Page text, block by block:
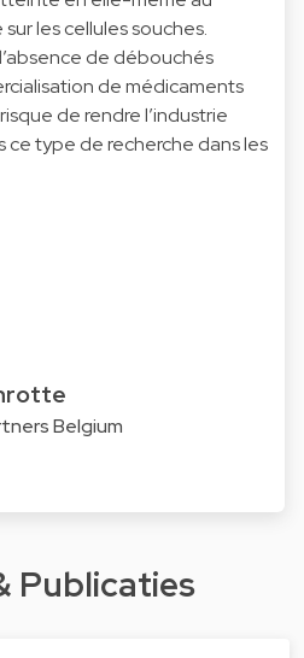
les cellules souches.
de débouchés
de médicaments
de rendre l’industrie
ce type de recherche dans les
Belgium
Publicaties